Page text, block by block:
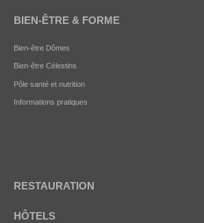
BIEN-ÊTRE & FORME
Bien-être Dômes
Bien-être Célestins
Pôle santé et nutrition
Informations pratiques
RESTAURATION
HÔTELS